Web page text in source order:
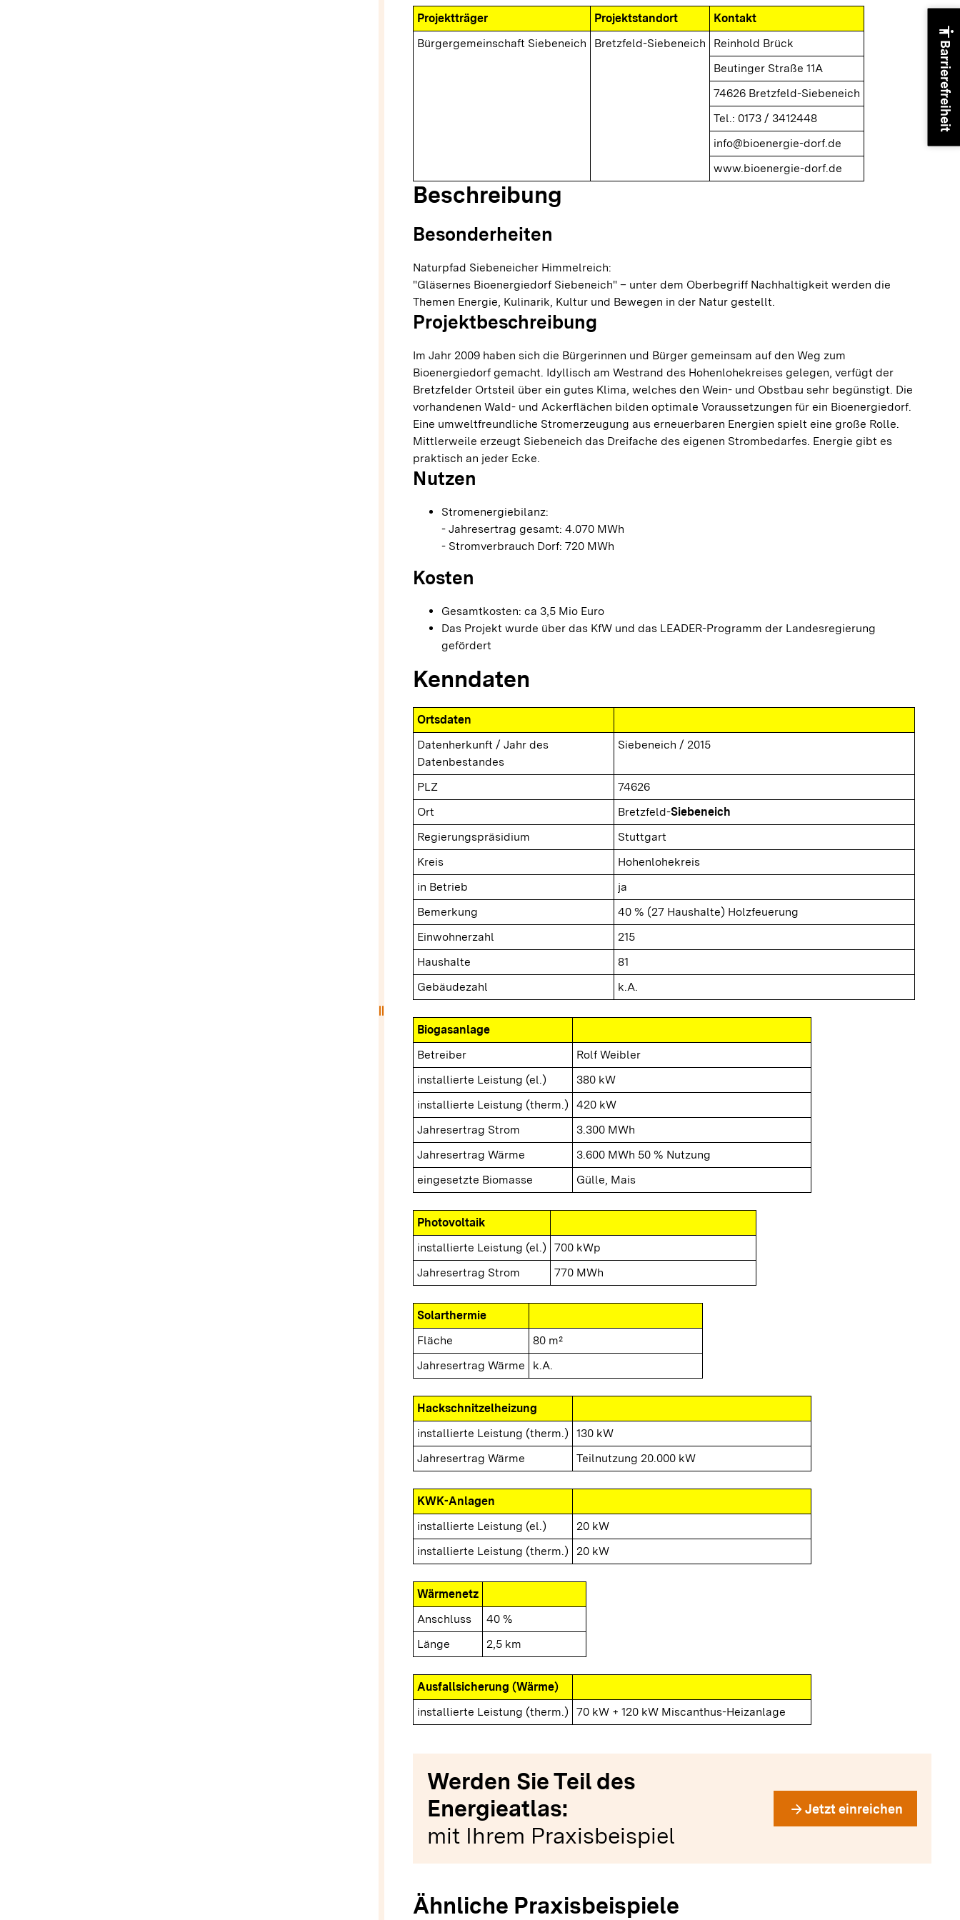
drag_handle
Projektträger Projektstandort
Kontakt
Bürgergemeinschaft Siebeneich
Bretzfeld-Siebeneich
Reinhold Brück
Beutinger Straße 11A
74626 Bretzfeld-Siebeneich
Tel.: 0173 / 3412448
info@bioenergie-dorf.de
www.bioenergie-dorf.de
Beschreibung
Besonderheiten
Naturpfad Siebeneicher Himmelreich:
"Gläsernes Bioenergiedorf Siebeneich" – unter dem Oberbegriff Nachhaltigkeit werden die
Themen Energie, Kulinarik, Kultur und Bewegen in der Natur gestellt.
Projektbeschreibung
Im Jahr 2009 haben sich die Bürgerinnen und Bürger gemeinsam auf den Weg zum
Bioenergiedorf gemacht. Idyllisch am Westrand des Hohenlohekreises gelegen, verfügt der
Bretzfelder Ortsteil über ein gutes Klima, welches den Wein- und Obstbau sehr begünstigt. Die
vorhandenen Wald- und Ackerflächen bilden optimale Voraussetzungen für ein Bioenergiedorf.
Eine umweltfreundliche Stromerzeugung aus erneuerbaren Energien spielt eine große Rolle.
Mittlerweile erzeugt Siebeneich das Dreifache des eigenen Strombedarfes. Energie gibt es
praktisch an jeder Ecke.
Nutzen
Stromenergiebilanz:
- Jahresertrag gesamt: 4.070 MWh
- Stromverbrauch Dorf: 720 MWh
Kosten
Gesamtkosten: ca 3,5 Mio Euro
Das Projekt wurde über das KfW und das LEADER-Programm der Landesregierung
gefördert
Kenndaten
Ortsdaten
Datenherkunft / Jahr des
Datenbestandes
Siebeneich / 2015
PLZ
74626
Ort
Bretzfeld-Siebeneich
Regierungspräsidium
Stuttgart
Kreis
Hohenlohekreis
in Betrieb
ja
Bemerkung
40 % (27 Haushalte) Holzfeuerung
Einwohnerzahl
215
Haushalte
81
Gebäudezahl
k.A.
Biogasanlage
Betreiber
Rolf Weibler
installierte Leistung (el.)
380 kW
installierte Leistung (therm.)
420 kW
Jahresertrag Strom
3.300 MWh
Jahresertrag Wärme
3.600 MWh 50 % Nutzung
eingesetzte Biomasse
Gülle, Mais
Photovoltaik
installierte Leistung (el.)
700 kWp
Jahresertrag Strom
770 MWh
Solarthermie
Fläche
80 m²
Jahresertrag Wärme
k.A.
Hackschnitzelheizung
installierte Leistung (therm.)
130 kW
Jahresertrag Wärme
Teilnutzung 20.000 kW
KWK-Anlagen
installierte Leistung (el.)
20 kW
installierte Leistung (therm.)
20 kW
Wärmenetz
Anschluss
40 %
Länge
2,5 km
Ausfallsicherung (Wärme)
installierte Leistung (therm.)
70 kW + 120 kW Miscanthus-Heizanlage
Werden Sie Teil des
Energieatlas:
mit Ihrem Praxisbeispiel
arrow_forward Jetzt einreichen
Ähnliche Praxisbeispiele
accessibility
Barrierefreiheit